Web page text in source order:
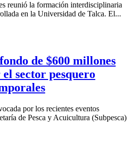
reunió la formación interdisciplinaria
en la Universidad de Talca. El...
de $600 millones
sector pesquero
por los recientes eventos
de Pesca y Acuicultura (Subpesca)